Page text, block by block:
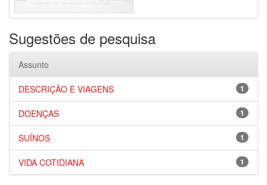
Sugestões de pesquisa
Assunto
1
DESCRIÇÃO E VIAGENS
1
DOENÇAS
1
SUÍNOS
1
VIDA COTIDIANA